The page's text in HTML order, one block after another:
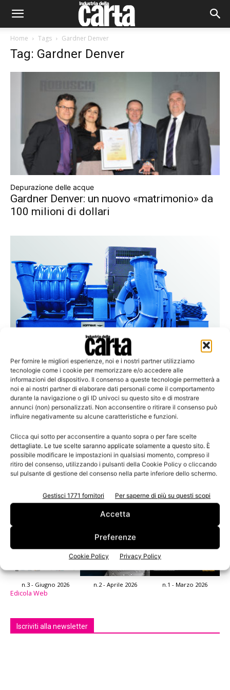
Per fornire le migliori esperienze, noi e i nostri partner utilizziamo
tecnologie come i cookie per memorizzare e/o accedere alle
informazioni del dispositivo. Il consenso a queste tecnologie permetterà a
noi e ai nostri partner di elaborare dati personali come il comportamento
durante la navigazione o gli ID univoci su questo sito e di mostrare
annunci (non) personalizzati. Non acconsentire o ritirare il consenso può
influire negativamente su alcune caratteristiche e funzioni.
Clicca qui sotto per acconsentire a quanto sopra o per fare scelte
dettagliate. Le tue scelte saranno applicate solamente a questo sito. È
possibile modificare le impostazioni in qualsiasi momento, compreso il
ritiro del consenso, utilizzando i pulsanti della Cookie Policy o cliccando
sul pulsante di gestione del consenso nella parte inferiore dello schermo.
Gestisci 1771 fornitori Per saperne di più su questi scopi
Accetta
Preferenze
Cookie Policy Privacy Policy
Home Tags Gardner Denver
Tag: Gardner Denver
Depurazione delle acque
Gardner Denver: un nuovo «matrimonio» da
100 milioni di dollari
Ingegneria del vuoto
La Divisione Nash di Gardner Denver
estende il suo portafoglio
Leggi la rivista
n.3 - Giugno 2026 n.2 - Aprile 2026 n.1 - Marzo 2026
Edicola Web
Iscriviti alla newsletter